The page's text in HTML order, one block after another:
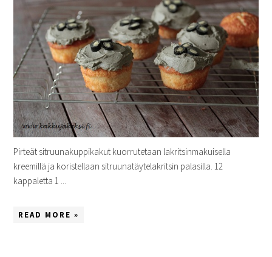
Pirteät sitruunakuppikakut kuorrutetaan lakritsinmakuisella
kreemillä ja koristellaan sitruunatäytelakritsin palasilla. 12
kappaletta 1 ...
READ MORE »